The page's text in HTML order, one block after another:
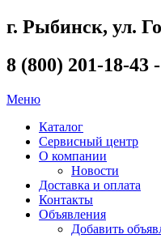
г. Рыбинск, ул.
8 (800) 201-18-43
Меню
Каталог
Сервисный центр
О компании
Новости
Доставка и оплата
Контакты
Объявления
Добавить